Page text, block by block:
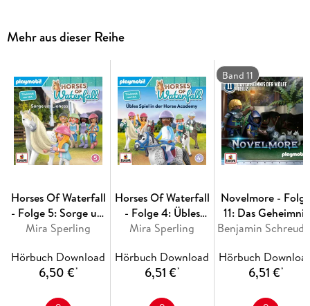
und drohen, die Relic Ranch zu zerstören - es sei denn, Ian
liefert sich Ludmilla aus. Und bringt den dritten Portalstein
Mehr aus dieser Reihe
Horses Of Waterfall
- Folge 5: Sorge um
Lioness
Mira Sperling
Hörbuch Download
6,50 €*
Horses Of Waterfall
- Folge 4: Übles
Spiel in der Horse
Mira Sperling
Hörbuch Download
6,51 €*
Band 11
Novelmore -
11: Das Geheimnis
der Wölfe - Teil 2
Benjamin
Hörbuch
6,51 €*